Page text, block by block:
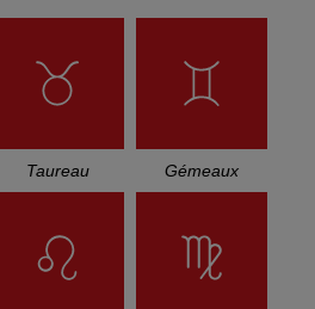
Taureau Gémeaux